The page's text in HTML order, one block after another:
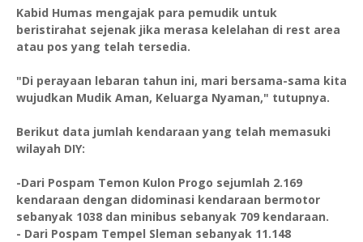
Kabid Humas mengajak para pemudik untuk
beristirahat sejenak jika merasa kelelahan di rest area
atau pos yang telah tersedia.
"Di perayaan lebaran tahun ini, mari bersama-sama kita
wujudkan Mudik Aman, Keluarga Nyaman," tutupnya.
Berikut data jumlah kendaraan yang telah memasuki
wilayah DIY:
-Dari Pospam Temon Kulon Progo sejumlah 2.169
kendaraan dengan didominasi kendaraan bermotor
sebanyak 1038 dan minibus sebanyak 709 kendaraan.
- Dari Pospam Tempel Sleman sebanyak 11.148